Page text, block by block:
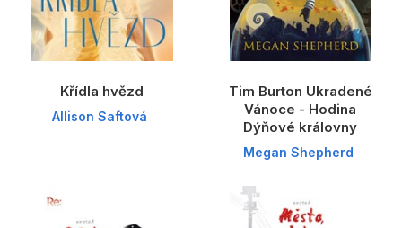
Křídla hvězd
Allison Saftová
Tim Burton Ukradené
Vánoce - Hodina
Dýňové královny
Megan Shepherd